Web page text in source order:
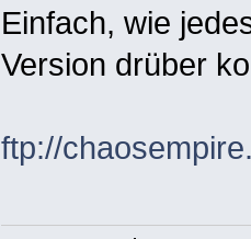
Einfach, wie
Version drüber
ftp://